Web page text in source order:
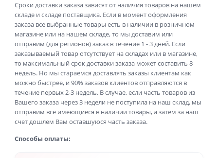
Сроки доставки заказа зависят от наличия товаров на нашем
складе и складе поставщика. Если в момент оформления
заказа все выбранные товары есть в наличии в розничном
магазине или на нашем складе, то мы доставим или
отправим (для регионов) заказ в течение 1 - 3 дней. Если
заказываемый товар отсутствует на складах или в магазине,
то максимальный срок доставки заказа может составить 8
недель. Но мы стараемся доставлять заказы клиентам как
можно быстрее, и 90% заказов клиентов отправляются в
течение первых 2-3 недель. В случае, если часть товаров из
Вашего заказа через 3 недели не поступила на наш склад, мы
отправим все имеющиеся в наличии товары, а затем за наш
счет дошлем Вам оставшуюся часть заказа.
Способы оплаты: